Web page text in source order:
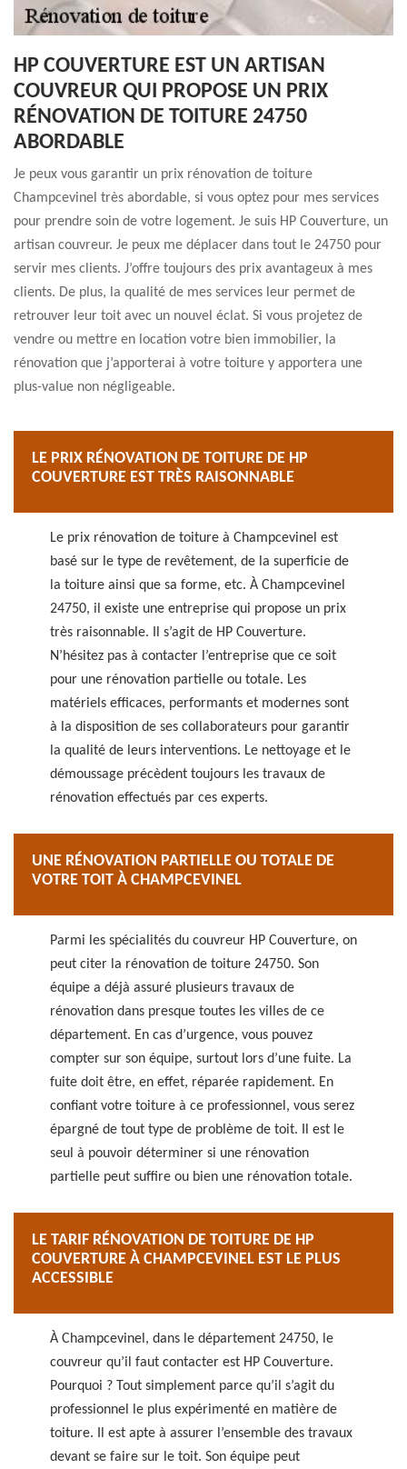
HP COUVERTURE EST UN ARTISAN
COUVREUR QUI PROPOSE UN PRIX
RÉNOVATION DE TOITURE 24750
ABORDABLE
Je peux vous garantir un prix rénovation de toiture
Champcevinel très abordable, si vous optez pour mes services
pour prendre soin de votre logement. Je suis HP Couverture, un
artisan couvreur. Je peux me déplacer dans tout le 24750 pour
servir mes clients. J’offre toujours des prix avantageux à mes
clients. De plus, la qualité de mes services leur permet de
retrouver leur toit avec un nouvel éclat. Si vous projetez de
vendre ou mettre en location votre bien immobilier, la
rénovation que j’apporterai à votre toiture y apportera une
plus-value non négligeable.
LE PRIX RÉNOVATION DE TOITURE DE HP
COUVERTURE EST TRÈS RAISONNABLE
Le prix rénovation de toiture à Champcevinel est
basé sur le type de revêtement, de la superficie de
la toiture ainsi que sa forme, etc. À Champcevinel
24750, il existe une entreprise qui propose un prix
très raisonnable. Il s’agit de HP Couverture.
N’hésitez pas à contacter l’entreprise que ce soit
pour une rénovation partielle ou totale. Les
matériels efficaces, performants et modernes sont
à la disposition de ses collaborateurs pour garantir
la qualité de leurs interventions. Le nettoyage et le
démoussage précèdent toujours les travaux de
rénovation effectués par ces experts.
UNE RÉNOVATION PARTIELLE OU TOTALE DE
VOTRE TOIT À CHAMPCEVINEL
Parmi les spécialités du couvreur HP Couverture, on
peut citer la rénovation de toiture 24750. Son
équipe a déjà assuré plusieurs travaux de
rénovation dans presque toutes les villes de ce
département. En cas d’urgence, vous pouvez
compter sur son équipe, surtout lors d’une fuite. La
fuite doit être, en effet, réparée rapidement. En
confiant votre toiture à ce professionnel, vous serez
épargné de tout type de problème de toit. Il est le
seul à pouvoir déterminer si une rénovation
partielle peut suffire ou bien une rénovation totale.
LE TARIF RÉNOVATION DE TOITURE DE HP
COUVERTURE À CHAMPCEVINEL EST LE PLUS
ACCESSIBLE
À Champcevinel, dans le département 24750, le
couvreur qu’il faut contacter est HP Couverture.
Pourquoi ? Tout simplement parce qu’il s’agit du
professionnel le plus expérimenté en matière de
toiture. Il est apte à assurer l’ensemble des travaux
devant se faire sur le toit. Son équipe peut